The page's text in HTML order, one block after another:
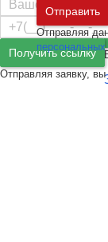
Москва и
Санкт-
Получить ссылку
Отправляя заявку,
Отправить
Отправляя